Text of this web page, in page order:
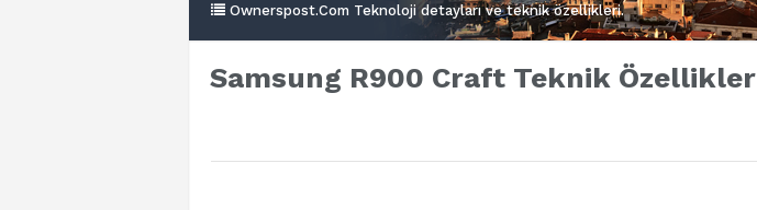
Ownerspost.Com Teknoloji detayları ve teknik özellikleri.
Samsung R900 Craft Teknik Özellikler